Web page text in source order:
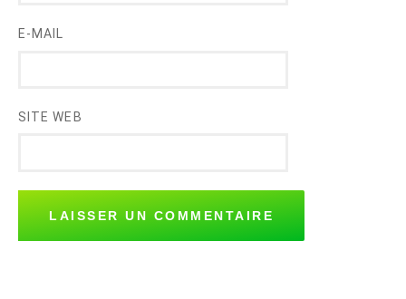
E-MAIL
SITE WEB